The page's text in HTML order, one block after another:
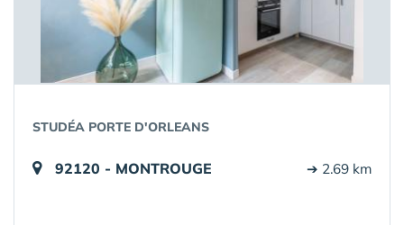
STUDÉA PORTE D'ORLEANS
92120 - MONTROUGE ➔ 2.69 km